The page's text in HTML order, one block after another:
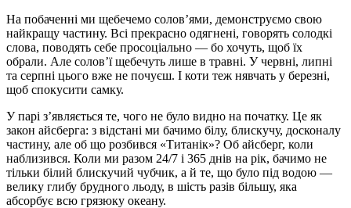
На побаченні ми щебечемо солов’ями, демонструємо свою
найкращу частину. Всі прекрасно одягнені, говорять солодкі
слова, поводять себе просоціально — бо хочуть, щоб їх
обрали. Але солов’ї щебечуть лише в травні. У червні, липні
та серпні цього вже не почуєш. І коти теж нявчать у березні,
щоб спокусити самку.
У парі з’являється те, чого не було видно на початку. Це як
закон айсберга: з відстані ми бачимо білу, блискучу, досконалу
частину, але об що розбився «Титанік»? Об айсберг, коли
наблизився. Коли ми разом 24/7 і 365 днів на рік, бачимо не
тільки білий блискучий чубчик, а й те, що було під водою —
велику глибу брудного льоду, в шість разів більшу, яка
абсорбує всю грязюку океану.